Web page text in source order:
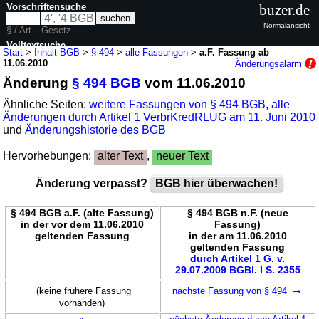
Start > Inhalt BGB > § 494 >alle Fassungen >a.F. Fassung ab
11.06.2010
Änderungsalarm
Änderung§ 494 BGB vom 11.06.2010
Ähnliche Seiten:weitere Fassungen von § 494 BGB,alle
Änderungen durch Artikel 1 VerbrKredRLUG am 11. Juni 2010
undÄnderungshistorie des BGB
Hervorhebungen: alter Text , neuer Text
Änderung verpasst? BGB hier überwachen!
§ 494 BGB a.F. (alte Fassung)
in der vor dem 11.06.2010
geltenden Fassung
§ 494 BGB n.F. (neue
Fassung)
in der am 11.06.2010
geltenden Fassung
durch Artikel 1 G. v.
29.07.2009 BGBl. I S. 2355
(keine frühere Fassung
vorhanden)
nächste Fassung von § 494 →
Vorschriftensuche
§ / Art.
Gesetz
Volltextsuche
buzer.de
Normalansicht